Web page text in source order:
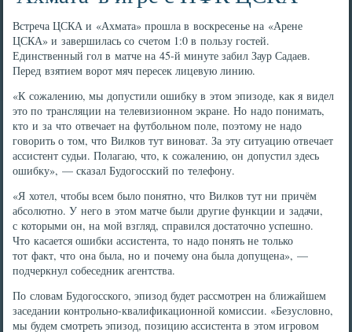
Встреча ЦСКА и «Ахмата» прошла в воскресенье на «Арене
ЦСКА» и завершилась со счетом 1:0 в пользу гостей.
Единственный гол в матче на 45-й минуте забил Заур Садаев.
Перед взятием ворот мяч пересек лицевую линию.
«К сожалению, мы допустили ошибку в этом эпизоде, как я видел
это по трансляции на телевизионном экране. Но надо понимать,
кто и за что отвечает на футбольном поле, поэтому не надо
говорить о том, что Вилков тут виноват. За эту ситуацию отвечает
ассистент судьи. Полагаю, что, к сожалению, он допустил здесь
ошибку», — сказал Будогосский по телефону.
«Я хотел, чтобы всем было понятно, что Вилков тут ни причём
абсолютно. У него в этом матче были другие функции и задачи,
с которыми он, на мой взгляд, справился достаточно успешно.
Что касается ошибки ассистента, то надо понять не только
тот факт, что она была, но и почему она была допущена», —
подчеркнул собеседник агентства.
По словам Будогосского, эпизод будет рассмотрен на ближайшем
заседании контрольно-квалификационной комиссии. «Безусловно,
мы будем смотреть эпизод, позицию ассистента в этом игровом